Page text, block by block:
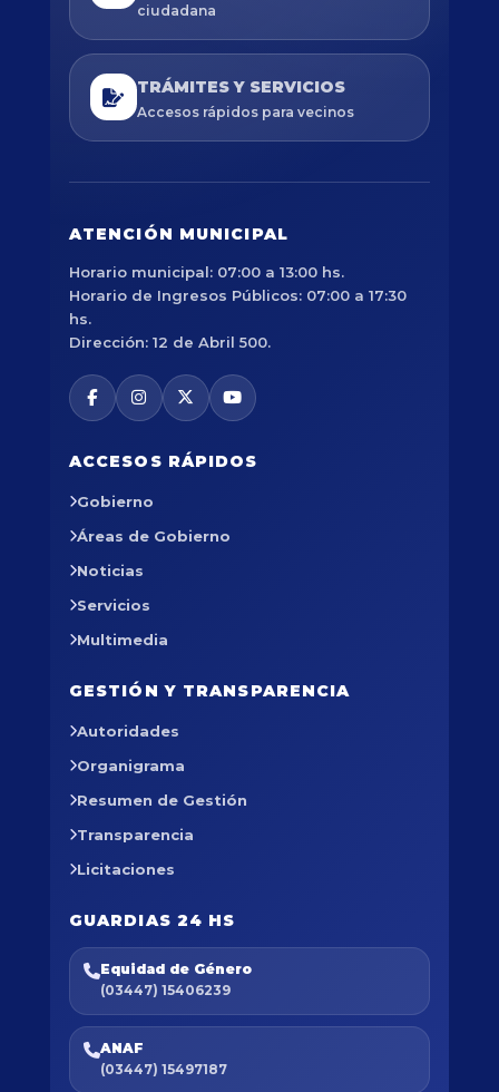
ciudadana
TRÁMITES Y SERVICIOS
Accesos rápidos para vecinos
ATENCIÓN MUNICIPAL
Horario municipal: 07:00 a 13:00 hs.
Horario de Ingresos Públicos: 07:00 a 17:30
hs.
Dirección: 12 de Abril 500.
ACCESOS RÁPIDOS
Gobierno
Áreas de Gobierno
Noticias
Servicios
Multimedia
GESTIÓN Y TRANSPARENCIA
Autoridades
Organigrama
Resumen de Gestión
Transparencia
Licitaciones
GUARDIAS 24 HS
Equidad de Género
(03447) 15406239
ANAF
(03447) 15497187